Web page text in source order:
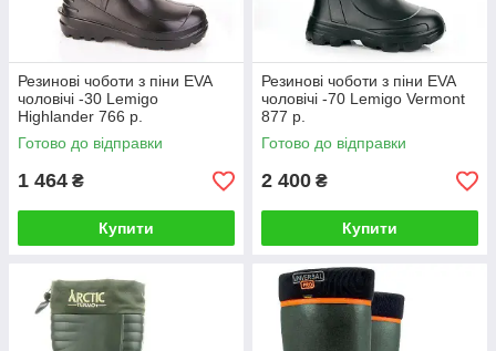
Резинові чоботи з піни EVA
чоловічі -30 Lemigo
Highlander 766 р.
Готово до відправки
1 464 ₴
Купити
Резинові чоботи з піни EVA
чоловічі -70 Lemigo Vermont
877 р.
Готово до відправки
2 400 ₴
Купити